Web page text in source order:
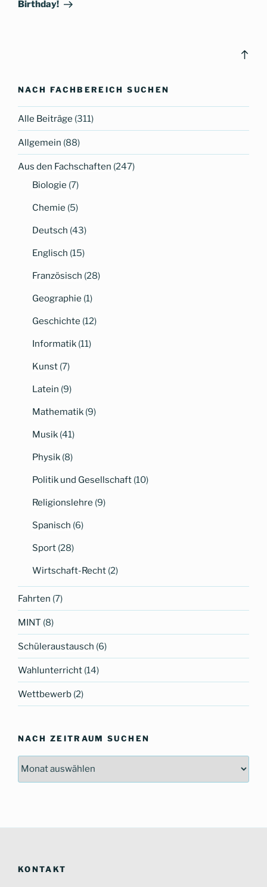
Birthday!
NACH FACHBEREICH SUCHEN
Alle Beiträge (311)
Allgemein (88)
Aus den Fachschaften (247)
Biologie (7)
Chemie (5)
Deutsch (43)
Englisch (15)
Französisch (28)
Geographie (1)
Geschichte (12)
Informatik (11)
Kunst (7)
Latein (9)
Mathematik (9)
Musik (41)
Physik (8)
Politik und Gesellschaft (10)
Religionslehre (9)
Spanisch (6)
Sport (28)
Wirtschaft-Recht (2)
Fahrten (7)
MINT (8)
Schüleraustausch (6)
Wahlunterricht (14)
Wettbewerb (2)
NACH ZEITRAUM SUCHEN
KONTAKT